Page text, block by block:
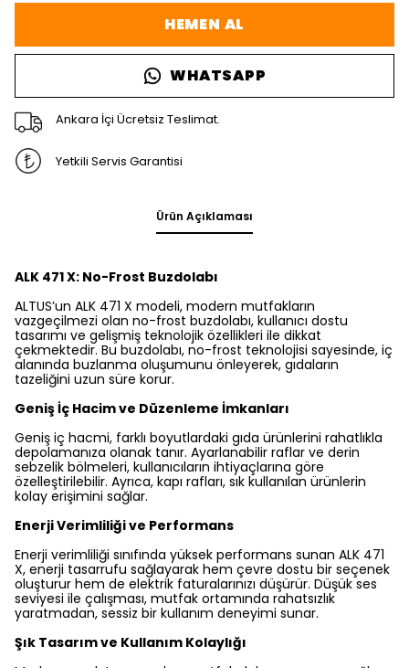
HEMEN AL
WHATSAPP
Ankara İçi Ücretsiz Teslimat.
Yetkili Servis Garantisi
Ürün Açıklaması
ALK 471 X: No-Frost Buzdolabı
ALTUS’un ALK 471 X modeli, modern mutfakların
vazgeçilmezi olan no-frost buzdolabı, kullanıcı dostu
tasarımı ve gelişmiş teknolojik özellikleri ile dikkat
çekmektedir. Bu buzdolabı, no-frost teknolojisi sayesinde, iç
alanında buzlanma oluşumunu önleyerek, gıdaların
tazeliğini uzun süre korur.
Geniş İç Hacim ve Düzenleme İmkanları
Geniş iç hacmi, farklı boyutlardaki gıda ürünlerini rahatlıkla
depolamanıza olanak tanır. Ayarlanabilir raflar ve derin
sebzelik bölmeleri, kullanıcıların ihtiyaçlarına göre
özelleştirilebilir. Ayrıca, kapı rafları, sık kullanılan ürünlerin
kolay erişimini sağlar.
Enerji Verimliliği ve Performans
Enerji verimliliği sınıfında yüksek performans sunan ALK 471
X, enerji tasarrufu sağlayarak hem çevre dostu bir seçenek
oluşturur hem de elektrik faturalarınızı düşürür. Düşük ses
seviyesi ile çalışması, mutfak ortamında rahatsızlık
yaratmadan, sessiz bir kullanım deneyimi sunar.
Şık Tasarım ve Kullanım Kolaylığı